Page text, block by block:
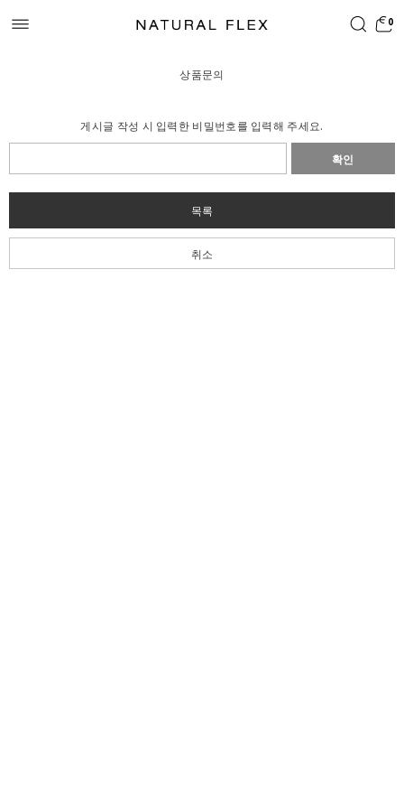
0
상품문의
게시글 작성 시 입력한 비밀번호를 입력해 주세요.
확인
목록
취소